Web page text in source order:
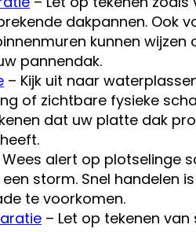
dakpannen. Ook
kunnen wijzen
pannendak.
– Kijk uit naar
of zichtbare fysieke
dat uw platte dak
alert op plotselinge
storm. Snel handelen
te voorkomen.
– Let op tekenen van